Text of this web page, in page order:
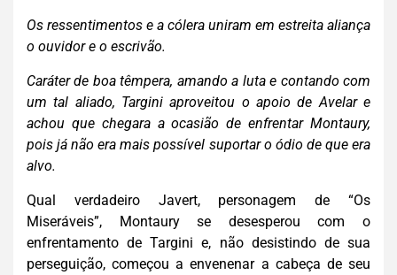
Os ressentimentos e a cólera uniram em estreita aliança
o ouvidor e o escrivão.
Caráter de boa têmpera, amando a luta e contando com
umtal aliado, Targini aproveitou o apoio de Avelar e
achou que chegara a ocasião de enfrentar Montaury,
pois já não era mais possível suportar o ódio de que era
alvo.
Qual verdadeiro Javert, personagem de “Os
Miseráveis”, Montaury se desesperou com o
enfrentamento de Targini e, não desistindo de sua
perseguição, começou a envenenar a cabeça de seu